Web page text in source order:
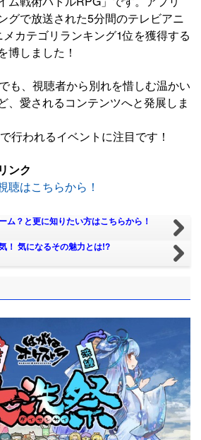
グで放送された5分間のテレビアニ
カテゴリランキング1位を獲得する
博しました！
も、視聴者から別れを惜しむ温かい
、愛されるコンテンツへと発展しま
行われるイベントに注目です！
ンク
聴はこちらから！
ム？と更に知りたい方はこちらから！
！ 気になるその魅力とは!?